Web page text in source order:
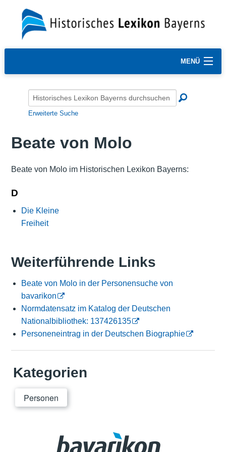
MENÜ
Erweiterte Suche
Beate von Molo
Beate von Molo im Historischen Lexikon Bayerns:
D
Die Kleine
Freiheit
Weiterführende Links
Beate von Molo in der Personensuche von
bavarikon
Normdatensatz im Katalog der Deutschen
Nationalbibliothek: 137426135
Personeneintrag in der Deutschen Biographie
Kategorien
Personen